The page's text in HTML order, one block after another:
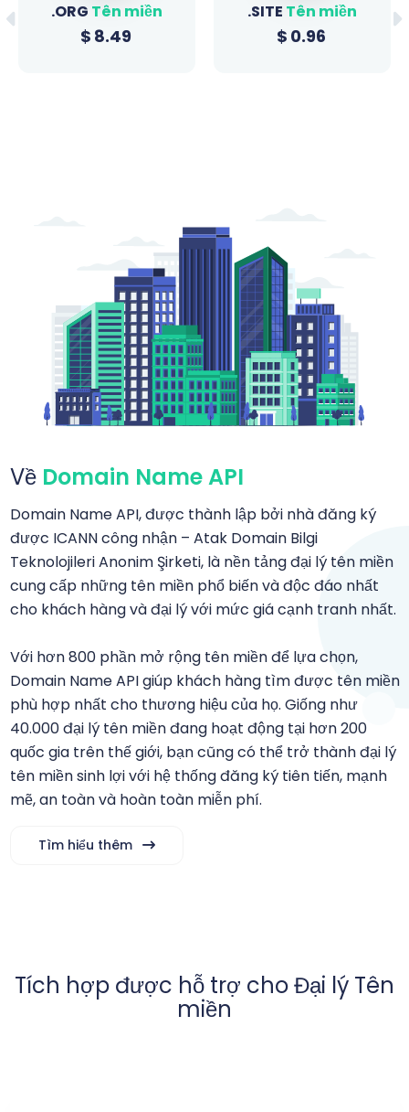
.ORG Tên miền
$ 8.49
.SITE Tên miền
$ 0.96
Về Domain Name API
Domain Name API, được thành lập bởi nhà đăng ký
được ICANN công nhận – Atak Domain Bilgi
Teknolojileri Anonim Şirketi, là nền tảng đại lý tên miền
cung cấp những tên miền phổ biến và độc đáo nhất
cho khách hàng và đại lý với mức giá cạnh tranh nhất.
Với hơn 800 phần mở rộng tên miền để lựa chọn,
Domain Name API giúp khách hàng tìm được tên miền
phù hợp nhất cho thương hiệu của họ. Giống như
40.000 đại lý tên miền đang hoạt động tại hơn 200
quốc gia trên thế giới, bạn cũng có thể trở thành đại lý
tên miền sinh lợi với hệ thống đăng ký tiên tiến, mạnh
mẽ, an toàn và hoàn toàn miễn phí.
Tìm hiểu thêm
Tích hợp được hỗ trợ cho Đại lý Tên
miền